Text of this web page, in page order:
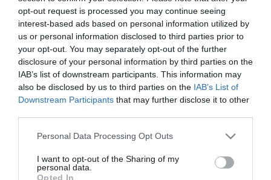
opt-out request is processed you may continue seeing
interest-based ads based on personal information utilized by
us or personal information disclosed to third parties prior to
your opt-out. You may separately opt-out of the further
disclosure of your personal information by third parties on the
IAB’s list of downstream participants. This information may
also be disclosed by us to third parties on the IAB’s List of
Downstream Participants that may further disclose it to other
Please note that this website/app uses one or more Google
not limited to your visit or usage behaviour. You may click to
grant or deny consent to Google and its third-party tags to
Personal Data Processing Opt Outs
I want to opt-out of the Sharing of my
personal data.
Opted In
διαλειτουργικότητας και πολυκαναλικής
προσέγγισης. Το υλικό που θα ψηφιοποιηθεί
[…]